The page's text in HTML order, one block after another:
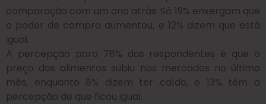
comparação com um ano atrás. Só 19% enxergam que
o poder de compra aumentou, e 12% dizem que está
igual.
A percepção para 78% dos respondentes é que o
preço dos alimentos subiu nos mercados no último
mês, enquanto 8% dizem ter caído, e 13% têm a
percepção de que ficou igual.